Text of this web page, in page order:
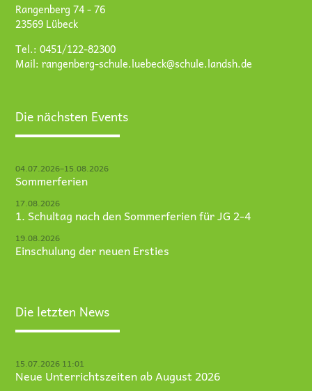
Rangenberg 74 - 76
23569 Lübeck
Tel.: 0451/122-82300
Mail:rangenberg-schule.luebeck@schule.landsh.de
Die nächsten Events
04.07.2026–15.08.2026
Sommerferien
17.08.2026
1. Schultag nach den Sommerferien für JG 2-4
19.08.2026
Einschulung der neuen Ersties
Die letzten News
15.07.2026 11:01
Neue Unterrichtszeiten ab August 2026